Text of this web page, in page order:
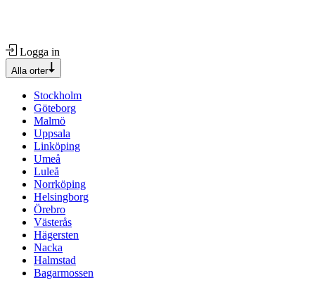
Logga in
Alla orter
Stockholm
Göteborg
Malmö
Uppsala
Linköping
Umeå
Luleå
Norrköping
Helsingborg
Örebro
Västerås
Hägersten
Nacka
Halmstad
Bagarmossen